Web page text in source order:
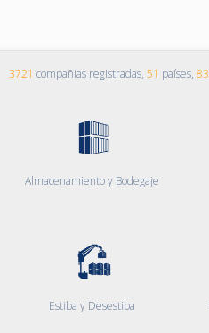
3721 compañías registradas, 51 países, 83
Almacenamiento y Bodegaje
Estiba y Desestiba